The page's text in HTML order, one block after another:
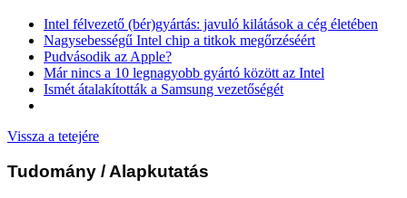
Intel félvezető (bér)gyártás: javuló kilátások a cég életében
Nagysebességű Intel chip a titkok megőrzéséért
Pudvásodik az Apple?
Már nincs a 10 legnagyobb gyártó között az Intel
Ismét átalakították a Samsung vezetőségét
Vissza a tetejére
Tudomány / Alapkutatás